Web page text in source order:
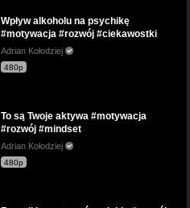
Wpływ alkoholu na psychikę
#motywacja #rozwój #ciekawostki
Adrian Kołodziej
480p
To są Twoje aktywa #motywacja
#rozwój #mindset
Adrian Kołodziej
480p